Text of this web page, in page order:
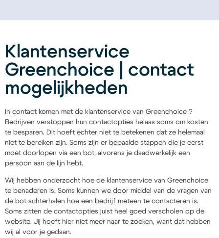
Klantenservice
Greenchoice | contact
mogelijkheden
In contact komen met de klantenservice van Greenchoice ?
Bedrijven verstoppen hun contactopties helaas soms om kosten
te besparen. Dit hoeft echter niet te betekenen dat ze helemaal
niet te bereiken zijn. Soms zijn er bepaalde stappen die je eerst
moet doorlopen via een bot, alvorens je daadwerkelijk een
persoon aan de lijn hebt.
Wij hebben onderzocht hoe de klantenservice van Greenchoice
te benaderen is. Soms kunnen we door middel van de vragen van
de bot achterhalen hoe een bedrijf meteen te contacteren is.
Soms zitten de contactopties juist heel goed verscholen op de
website. Jij hoeft hier niet meer naar te zoeken, want dat hebben
wij al voor je gedaan.